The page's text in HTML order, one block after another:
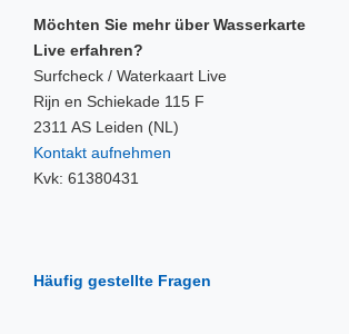
Möchten Sie mehr über Wasserkarte
Live erfahren?
Surfcheck / Waterkaart Live
Rijn en Schiekade 115 F
2311 AS Leiden (NL)
Kontakt aufnehmen
Kvk: 61380431
Häufig gestellte Fragen